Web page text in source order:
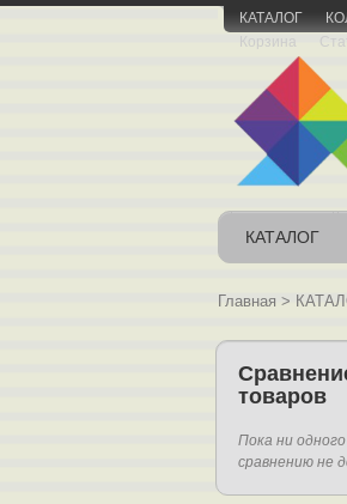
КАТАЛОГ
Корзина
КАТАЛОГ
Главная >
товаров
Пока ни
сравнению не